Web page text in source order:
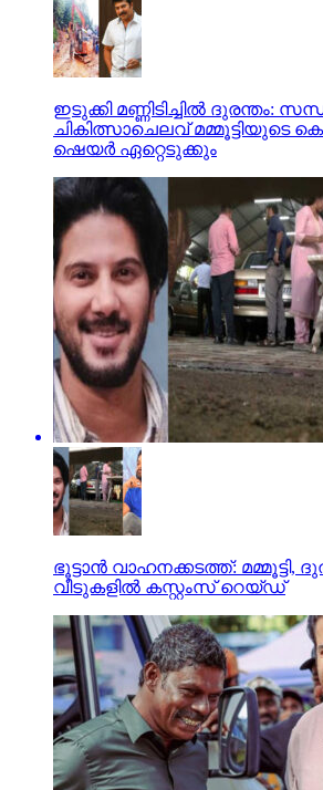
ഇടുക്കി മണ്ണിടിച്ചില്‍ ദുരന്തം:
ചികിത്സാചെലവ്
ഷെയര്‍ ഏറ്റെടുക്കും
ഭൂട്ടാന്‍ വാഹനക്കടത്ത്:
വീടുകളില്‍ കസ്റ്റംസ് റെയ്ഡ്